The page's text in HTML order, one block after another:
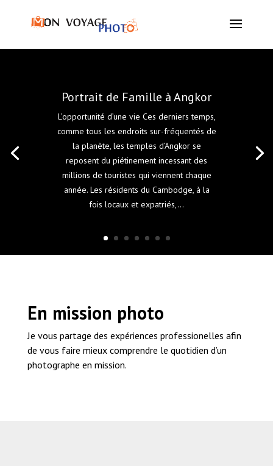
Portrait de Famille à Angkor
L’opportunité d’une vie Ces derniers temps,
comme tous les endroits sur-fréquentés de
la planète, les temples d’Angkor se
reposent du piétinement incessant des
millions de touristes qui viennent chaque
année. Les résidents du Cambodge, à la
fois locaux et expatriés,...
En mission photo
Je vous partage des expériences professionelles afin
de vous faire mieux comprendre le quotidien d’un
photographe en mission.